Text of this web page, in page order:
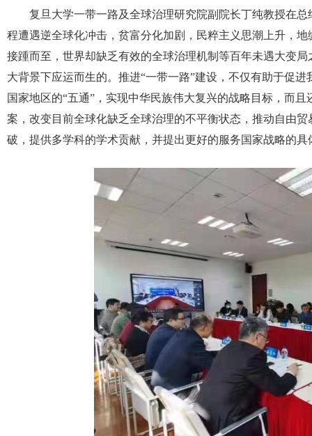
复旦大学一带一路及全球治理研究院副院长丁纯教授在
程遭遇逆全球化冲击，贫富分化加剧，民粹主义思潮上升，
接踵而至，世界却缺乏有效的全球治理机制等百年未遇大变
大背景下应运而生的。推进“一带一路”建设，不仅有助于促
国家地区的“五通”，实现中华民族伟大复兴的战略目标，而
案，改变目前全球化缺乏全球治理的不平衡状态，推动自由
破，提供多学科的学术贡献，并提出更好的服务国家战略的具